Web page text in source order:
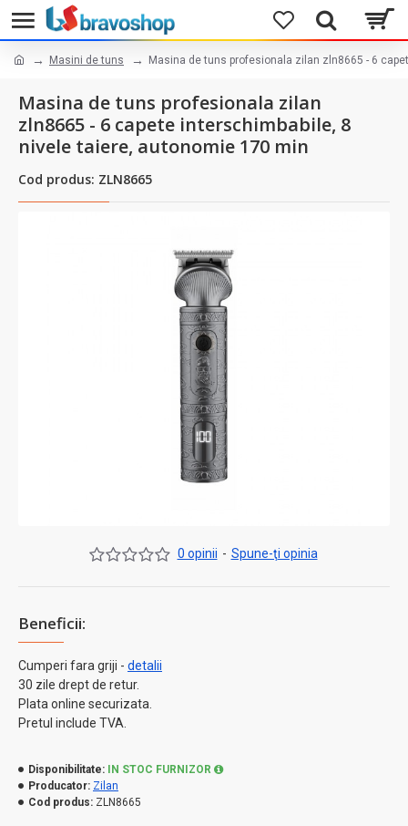
Masini de tuns Masina de tuns profesionala zilan zln8665 - 6
Masina de tuns profesionala zilan
zln8665 - 6 capete interschimbabile, 8
nivele taiere, autonomie 170 min
Cod produs: ZLN8665
Beneficii:
Cumperi fara griji - detalii
30 zile drept de retur.
Plata online securizata.
Pretul include TVA.
0 opinii - Spune-ţi opinia
Disponibilitate:
IN STOC FURNIZOR
Producator: Zilan
Cod produs: ZLN8665